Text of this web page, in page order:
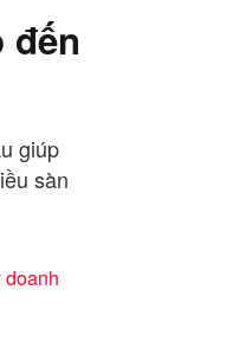
đến
giúp
sàn